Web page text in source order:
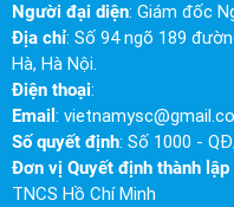
Người đại diện: Giám đốc
Địa chỉ: Số 94 ngõ 189
Hà, Hà Nội.
Điện thoại:
Email :
Số quyết định: Số 1000 -
Đơn vị Quyết định thành
TNCS Hồ Chí Minh